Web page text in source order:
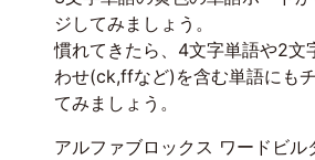
ジしてみましょう。
慣れてきたら、4文字単語や2文
わせ(ck,ffなど)を含む単語にも
てみましょう。
アルファブロックス ワードビル